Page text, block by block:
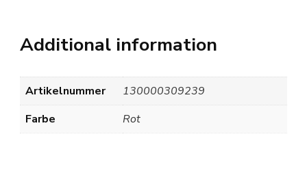
Additional information
Artikelnummer
130000309239
Farbe
Rot